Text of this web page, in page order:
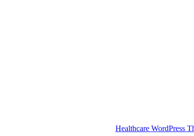
Healthcare WordPress